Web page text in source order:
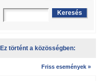
Ez történt a közösségben:
Friss események »